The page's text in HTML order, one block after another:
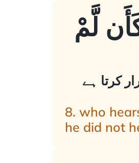
لَّمْ
کرتا ہے
8. who
he did not